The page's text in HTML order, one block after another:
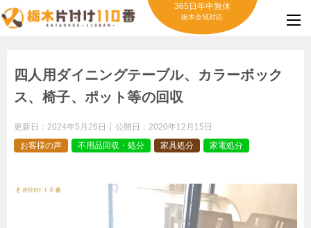
365日年中無休
栃木全域対応
四人用ダイニングテーブル、カラーボック
ス、椅子、ポット等の回収
更新日： 2024年5月26日 公開日： 2020年12月15日
お客様の声
不用品回収・処分 家具処分 家電処分